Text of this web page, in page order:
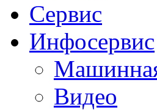
Сервис
Инфосервис
Видео